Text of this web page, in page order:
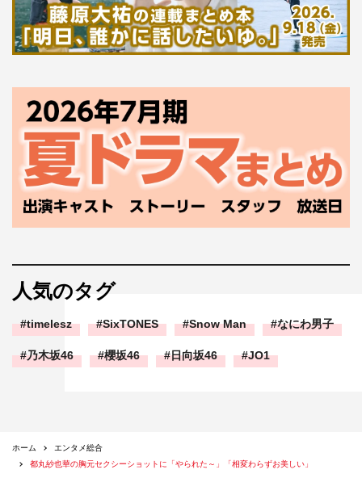
人気のタグ
timelesz SixTONES Snow Man なにわ男子
乃木坂46 櫻坂46 日向坂46 JO1
ホーム
エンタメ総合
都丸紗也華の胸元セクシーショットに「やられた～」「相変わらずお美しい」